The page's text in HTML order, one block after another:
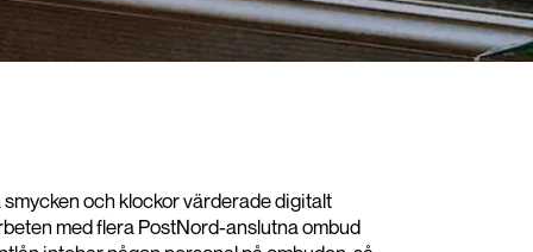
och klockor värderade digitalt
med flera PostNord-anslutna ombud